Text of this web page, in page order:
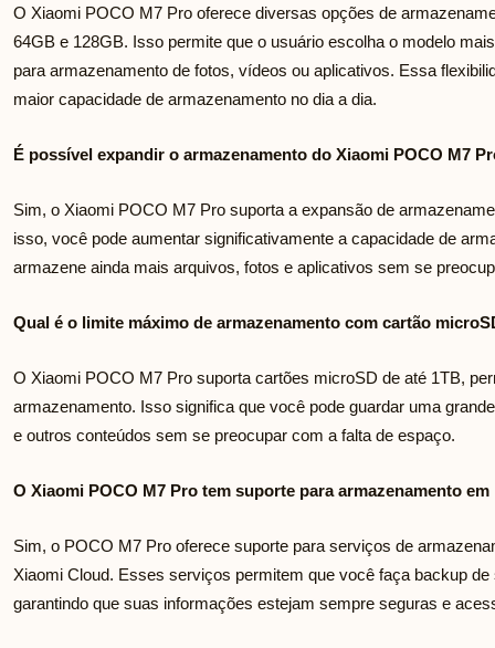
O Xiaomi POCO M7 Pro oferece diversas opções de
64GB e 128GB. Isso permite que o usuário escolha o modelo
para armazenamento de fotos, vídeos ou aplicativos. Essa
maior capacidade de armazenamento no dia a dia.
É possível expandir o armazenamento do Xiaomi POCO M7
Sim, o Xiaomi POCO M7 Pro suporta a expansão de
isso, você pode aumentar significativamente a capacidade de
armazene ainda mais arquivos, fotos e aplicativos sem se
Qual é o limite máximo de armazenamento com cartão
O Xiaomi POCO M7 Pro suporta cartões microSD de até 1TB,
armazenamento. Isso significa que você pode guardar uma
e outros conteúdos sem se preocupar com a falta de espaço.
O Xiaomi POCO M7 Pro tem suporte para armazenamento em
Sim, o POCO M7 Pro oferece suporte para serviços de
Xiaomi Cloud. Esses serviços permitem que você faça backup
garantindo que suas informações estejam sempre seguras e